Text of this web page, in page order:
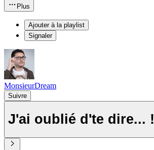
Plus
Ajouter à la playlist
Signaler
MonsieurDream
Suivre
J'ai oublié d'te dire... !